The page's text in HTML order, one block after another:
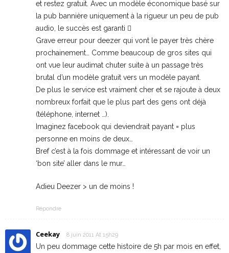
et restez gratuit. Avec un modèle économique basé sur
la pub bannière uniquement à la rigueur un peu de pub
audio, le succès est garanti 
Grave erreur pour deezer qui vont le payer très chère
prochainement… Comme beaucoup de gros sites qui
ont vue leur audimat chuter suite à un passage très
brutal d’un modèle gratuit vers un modèle payant.
De plus le service est vraiment cher et se rajoute à deux
nombreux forfait que le plus part des gens ont déjà
(téléphone, internet …).
Imaginez facebook qui deviendrait payant = plus
personne en moins de deux…
Bref c’est à la fois dommage et intéressant de voir un
‘bon site’ aller dans le mur…
Adieu Deezer > un de moins !
Répondre
Ceekay 8 juin 2011 At 15h29
Un peu dommage cette histoire de 5h par mois en effet,